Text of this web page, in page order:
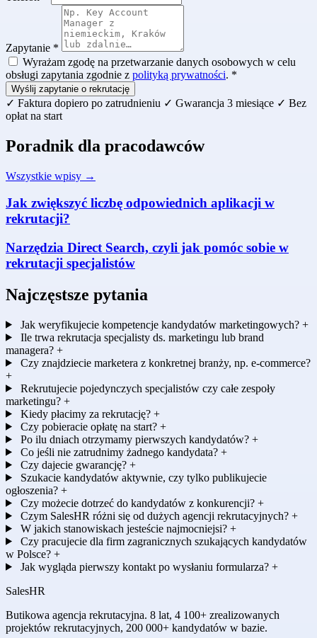
Zapytanie *
Wyrażam zgodę na przetwarzanie danych osobowych w celu
obsługi zapytania zgodnie z polityką prywatności. *
Wyślij zapytanie o rekrutację
✓ Faktura dopiero po zatrudnieniu ✓ Gwarancja 3 miesiące ✓ Bez
opłat na start
Poradnik dla pracodawców
Wszystkie wpisy →
Jak zwiększyć liczbę odpowiednich aplikacji w
rekrutacji?
Narzędzia Direct Search, czyli jak pomóc sobie w
rekrutacji specjalistów
Najczęstsze pytania
Jak weryfikujecie kompetencje kandydatów marketingowych? +
Ile trwa rekrutacja specjalisty ds. marketingu lub brand
managera? +
Czy znajdziecie marketera z konkretnej branży, np. e-commerce?
+
Rekrutujecie pojedynczych specjalistów czy całe zespoły
marketingu? +
Kiedy płacimy za rekrutację? +
Czy pobieracie opłatę na start? +
Po ilu dniach otrzymamy pierwszych kandydatów? +
Co jeśli nie zatrudnimy żadnego kandydata? +
Czy dajecie gwarancję? +
Szukacie kandydatów aktywnie, czy tylko publikujecie
ogłoszenia? +
Czy możecie dotrzeć do kandydatów z konkurencji? +
Czym SalesHR różni się od dużych agencji rekrutacyjnych? +
W jakich stanowiskach jesteście najmocniejsi? +
Czy pracujecie dla firm zagranicznych szukających kandydatów
w Polsce? +
Jak wygląda pierwszy kontakt po wysłaniu formularza? +
SalesHR
Butikowa agencja rekrutacyjna. 8 lat, 4 100+ zrealizowanych
projektów rekrutacyjnych, 200 000+ kandydatów w bazie.